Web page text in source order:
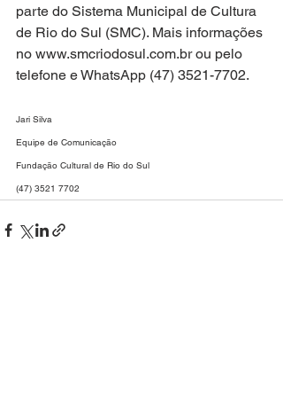
parte do Sistema Municipal de Cultura
de Rio do Sul (SMC). Mais informações
no www.smcriodosul.com.br ou pelo
telefone e WhatsApp (47) 3521-7702.
Jari Silva
Equipe de Comunicação
Fundação Cultural de Rio do Sul
(47) 3521 7702